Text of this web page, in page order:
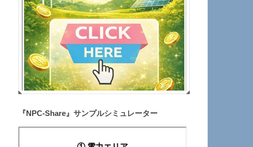
『NPC-Share』サンプルシミュレーター